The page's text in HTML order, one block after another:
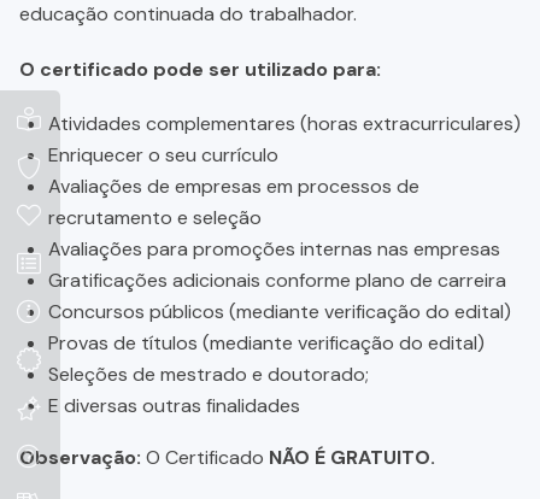
educação continuada do trabalhador.
O certificado pode ser utilizado para:
Atividades complementares (horas extracurriculares)
Enriquecer o seu currículo
Avaliações de empresas em processos de
recrutamento e seleção
Avaliações para promoções internas nas empresas
Gratificações adicionais conforme plano de carreira
Concursos públicos (mediante verificação do edital)
Provas de títulos (mediante verificação do edital)
Seleções de mestrado e doutorado;
E diversas outras finalidades
Observação: O Certificado NÃO É GRATUITO.